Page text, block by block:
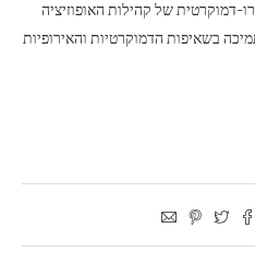
דמוקרטית של קהילות האופוזיציה
בשאיפות הדמוקרטיות והאירופיות